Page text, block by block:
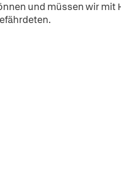
und müssen wir mit